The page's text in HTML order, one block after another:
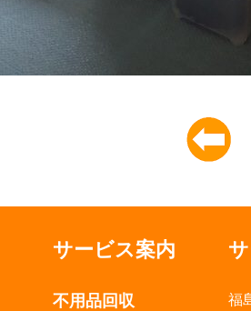
サービス案内
不用品回収